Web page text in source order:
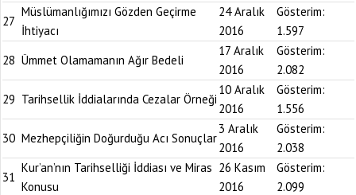
27
Müslümanlığımızı Gözden Geçirme
İhtiyacı
24 Aralık
2016
Gösterim:
1.597
28 Ümmet Olamamanın Ağır Bedeli
17 Aralık
2016
Gösterim:
2.082
29 Tarihsellik İddialarında Cezalar Örneği
10 Aralık
2016
Gösterim:
1.556
30 Mezhepçiliğin Doğurduğu Acı Sonuçlar
3 Aralık
2016
Gösterim:
2.038
31
Kur’an’nın Tarihselliği İddiası ve Miras
Konusu
26 Kasım
2016
Gösterim:
2.099